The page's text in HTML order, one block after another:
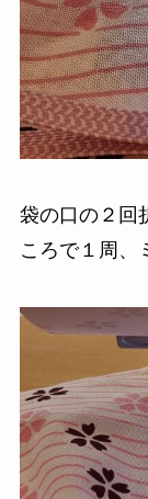
袋の口の２回
ころで１周、